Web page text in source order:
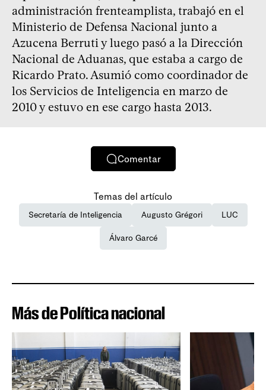
administración frenteamplista, trabajó en el
Ministerio de Defensa Nacional junto a
Azucena Berruti y luego pasó a la Dirección
Nacional de Aduanas, que estaba a cargo de
Ricardo Prato. Asumió como coordinador de
los Servicios de Inteligencia en marzo de
2010 y estuvo en ese cargo hasta 2013.
Comentar
Temas del artículo
Secretaría de Inteligencia Augusto Grégori LUC
Álvaro Garcé
Más de Política nacional